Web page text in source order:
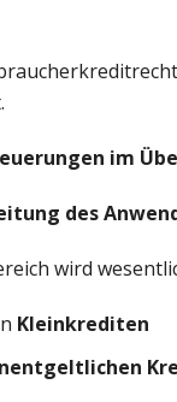
im
des
wird
Kleinkrediten